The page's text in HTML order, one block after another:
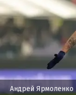
Андрей Ярмоленко